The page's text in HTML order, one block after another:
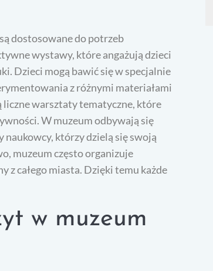
dostosowane do potrzeb
wystawy, które angażują dzieci
Dzieci mogą bawić się w specjalnie
z różnymi materiałami
warsztaty tematyczne, które
W muzeum odbywają się
którzy dzielą się swoją
muzeum często organizuje
z całego miasta. Dzięki temu każde
w muzeum